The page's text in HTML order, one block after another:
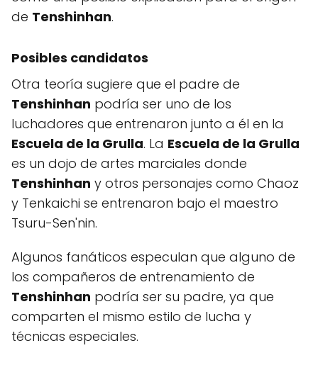
de Tenshinhan.
Posibles candidatos
Otra teoría sugiere que el padre de
Tenshinhan podría ser uno de los
luchadores que entrenaron junto a él en la
Escuela de la Grulla. La Escuela de la Grulla
es un dojo de artes marciales donde
Tenshinhan y otros personajes como Chaoz
y Tenkaichi se entrenaron bajo el maestro
Tsuru-Sen'nin.
Algunos fanáticos especulan que alguno de
los compañeros de entrenamiento de
Tenshinhan podría ser su padre, ya que
comparten el mismo estilo de lucha y
técnicas especiales.